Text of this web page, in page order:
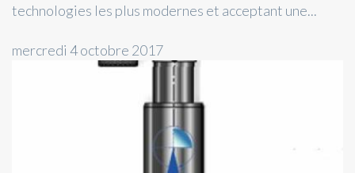
technologies les plus modernes et acceptant une...
mercredi 4 octobre 2017